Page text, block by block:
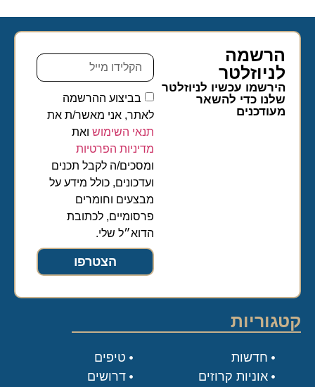
הרשמה
לניוזלטר​
הירשמו עכשיו לניוזלטר
שלנו כדי להשאר
מעודכנים
בביצוע ההרשמה
לאתר, אני מאשר/ת את
תנאי השימושואת
מדיניות הפרטיות
ומסכים/ה לקבל תכנים
ועדכונים, כולל מידע על
מבצעים וחומרים
פרסומיים, לכתובת
הדוא״ל שלי.
הצטרפו
קטגוריות
טיפים
דרושים
חדשות
אוניות קרוזים